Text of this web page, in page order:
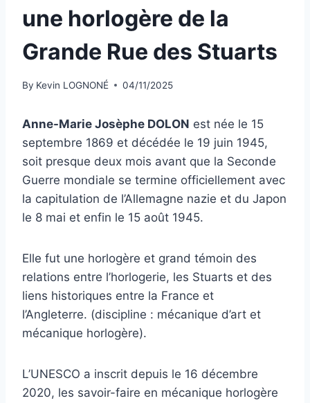
une horlogère de la
Grande Rue des Stuarts
By Kevin LOGNONÉ 04/11/2025
Anne-Marie Josèphe DOLON est née le 15
septembre 1869 et décédée le 19 juin 1945,
soit presque deux mois avant que la Seconde
Guerre mondiale se termine officiellement avec
la capitulation de l’Allemagne nazie et du Japon
le 8 mai et enfin le 15 août 1945.
Elle fut une horlogère et grand témoin des
relations entre l’horlogerie, les Stuarts et des
liens historiques entre la France et
l’Angleterre. (discipline : mécanique d’art et
mécanique horlogère).
L’UNESCO a inscrit depuis le 16 décembre
2020, les savoir-faire en mécanique horlogère